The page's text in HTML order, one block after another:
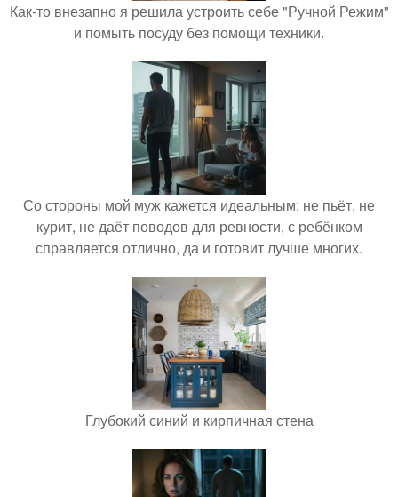
Как-то внезапно я решила устроить себе "Ручной Режим"
и помыть посуду без помощи техники.
Со стороны мой муж кажется идеальным: не пьёт, не
курит, не даёт поводов для ревности, с ребёнком
справляется отлично, да и готовит лучше многих.
Глубокий синий и кирпичная стена